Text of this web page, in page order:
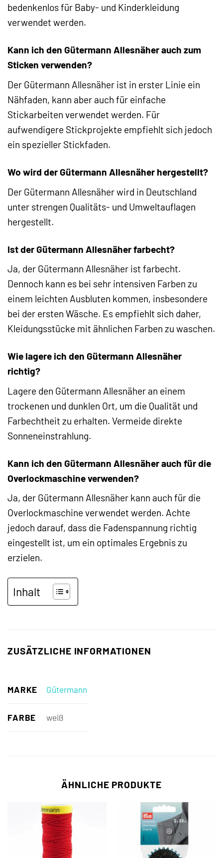
bedenkenlos für Baby- und Kinderkleidung
verwendet werden.
Kann ich den Gütermann Allesnäher auch zum
Sticken verwenden?
Der Gütermann Allesnäher ist in erster Linie ein
Nähfaden, kann aber auch für einfache
Stickarbeiten verwendet werden. Für
aufwendigere Stickprojekte empfiehlt sich jedoch
ein spezieller Stickfaden.
Wo wird der Gütermann Allesnäher hergestellt?
Der Gütermann Allesnäher wird in Deutschland
unter strengen Qualitäts- und Umweltauflagen
hergestellt.
Ist der Gütermann Allesnäher farbecht?
Ja, der Gütermann Allesnäher ist farbecht.
Dennoch kann es bei sehr intensiven Farben zu
einem leichten Ausbluten kommen, insbesondere
bei der ersten Wäsche. Es empfiehlt sich daher,
Kleidungsstücke mit ähnlichen Farben zu waschen.
Wie lagere ich den Gütermann Allesnäher
richtig?
Lagere den Gütermann Allesnäher an einem
trockenen und dunklen Ort, um die Qualität und
Farbechtheit zu erhalten. Vermeide direkte
Sonneneinstrahlung.
Kann ich den Gütermann Allesnäher auch für die
Overlockmaschine verwenden?
Ja, der Gütermann Allesnäher kann auch für die
Overlockmaschine verwendet werden. Achte
jedoch darauf, dass die Fadenspannung richtig
eingestellt ist, um ein optimales Ergebnis zu
erzielen.
Inhalt
ZUSÄTZLICHE INFORMATIONEN
MARKE Gütermann
FARBE weiß
ÄHNLICHE PRODUKTE